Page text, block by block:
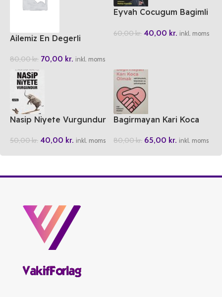
Ailemiz En Degerli
80,00kr. 70,00 kr. inkl. moms
Eyvah Cocugum Bagimli
60,00kr. 40,00 kr. inkl. moms
Nasip Niyete Vurgundur
50,00kr. 40,00 kr. inkl. moms
Bagirmayan Kari Koca
80,00kr. 65,00 kr. inkl. moms